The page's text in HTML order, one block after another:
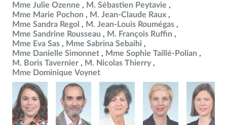
Mme Julie Ozenne
M. Sébastien Peytavie
Mme Marie Pochon
M. Jean-Claude Raux
Mme Sandra Regol
M. Jean-Louis Roumégas
Mme Sandrine Rousseau
M. François Ruffin
Mme Eva Sas
Mme Sabrina Sebaihi
Mme Danielle Simonnet
Mme Sophie Taillé-Polian
M. Boris Tavernier
M. Nicolas Thierry
Mme Dominique Voynet